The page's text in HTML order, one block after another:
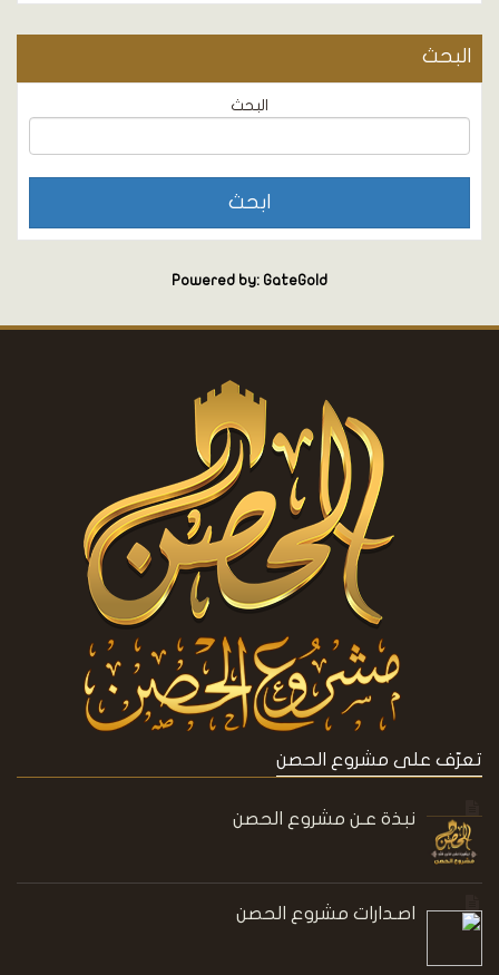
البحث
البحث
Powered by: GateGold
تعرّف على مشروع الحصن
نبذة عـن مشروع الحصن
اصـدارات مشروع الحصن